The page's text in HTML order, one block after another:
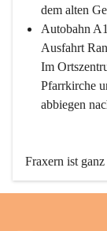
dem alten
Autobahn
Ausfahrt
Im
Pfarrkirche
abbiegen
Fraxern ist
den